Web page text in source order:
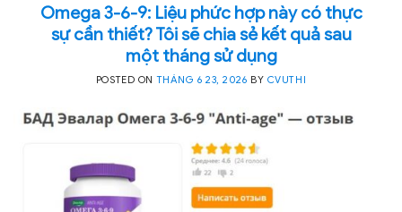
Omega 3-6-9: Liệu phức hợp này có thực
sự cần thiết? Tôi sẽ chia sẻ kết quả sau
một tháng sử dụng
POSTED ONTHÁNG 6 23, 2026 BY CVUTHI